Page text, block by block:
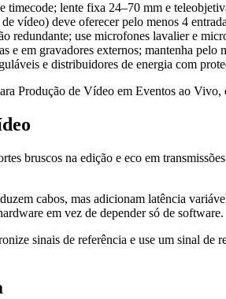
timecode; lente fixa 24–70 mm e
vídeo) deve oferecer pelo menos 4
redundante; use microfones lavalier e
e em gravadores externos; mantenha pelo
e distribuidores de energia com
Produção de Vídeo em Eventos ao
bruscos na edição e eco em
cabos, mas adicionam latência
em vez de depender só de software.
sinais de referência e use um sinal de